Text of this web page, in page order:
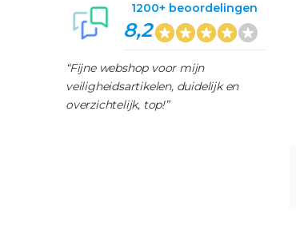
8,2
1200+ beoordelingen
“Fijne webshop voor mijn
veiligheidsartikelen, duidelijk en
overzichtelijk, top!”